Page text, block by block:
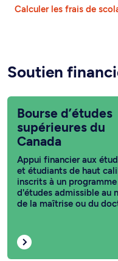
Calculer les frais de
Soutien
Bourse d’études
supérieures du
Canada
Appui financier aux
et étudiants de haut
inscrits à un programme
d'études admissible au
de la maîtrise ou du